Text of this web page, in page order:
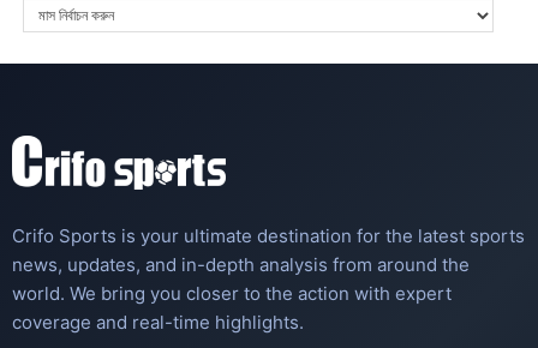
Crifo Sports is your ultimate destination for the latest sports
news, updates, and in-depth analysis from around the
world. We bring you closer to the action with expert
coverage and real-time highlights.